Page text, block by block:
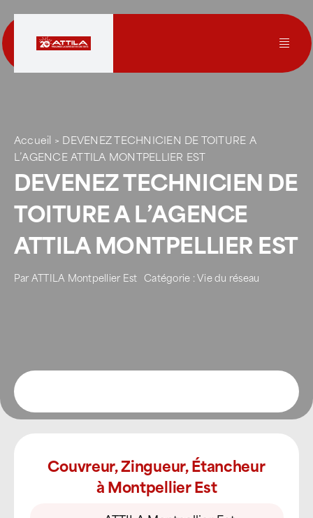
au
contenu
Nos services
Nos agences
Rejoignez-nous
Accueil > DEVENEZ TECHNICIEN DE TOITURE A
L’AGENCE ATTILA MONTPELLIER EST
DEVENEZ TECHNICIEN DE
TOITURE A L’AGENCE
ATTILA MONTPELLIER EST
ParATTILA Montpellier Est Catégorie :Vie du réseau
Couvreur, Zingueur, Étancheur
à Montpellier Est